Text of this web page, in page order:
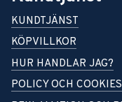
KUNDTJÄNST
KÖPVILLKOR
HUR HANDLAR JAG?
POLICY OCH COOKIES